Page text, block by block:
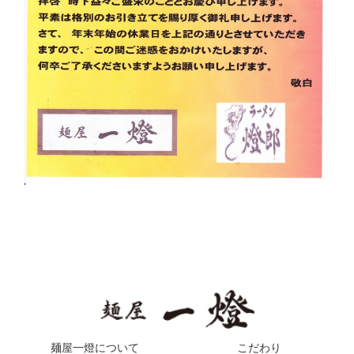
麺屋一燈について こだわり